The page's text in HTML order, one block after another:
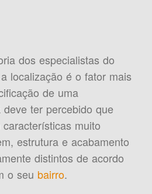
dos especialistas do
localização é o fator mais
de uma
ter percebido que
muito
estrutura e acabamento
distintos de acordo
o seu bairro.